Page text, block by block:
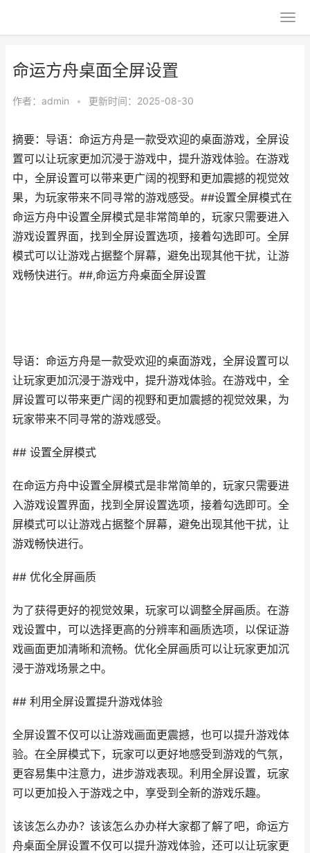
命运方舟桌面全屏设置
作者： admin • 更新时间：2025-08-30
摘要：导语：命运方舟是一款受欢迎的桌面游戏，全屏设
置可以让玩家更加沉浸于游戏中，提升游戏体验。在游戏
中，全屏设置可以带来更广阔的视野和更加震撼的视觉效
果，为玩家带来不同寻常的游戏感受。##设置全屏模式在
命运方舟中设置全屏模式是非常简单的，玩家只需要进入
游戏设置界面，找到全屏设置选项，接着勾选即可。全屏
模式可以让游戏占据整个屏幕，避免出现其他干扰，让游
戏畅快进行。##,命运方舟桌面全屏设置
导语：命运方舟是一款受欢迎的桌面游戏，全屏设置可以
让玩家更加沉浸于游戏中，提升游戏体验。在游戏中，全
屏设置可以带来更广阔的视野和更加震撼的视觉效果，为
玩家带来不同寻常的游戏感受。
## 设置全屏模式
在命运方舟中设置全屏模式是非常简单的，玩家只需要进
入游戏设置界面，找到全屏设置选项，接着勾选即可。全
屏模式可以让游戏占据整个屏幕，避免出现其他干扰，让
游戏畅快进行。
## 优化全屏画质
为了获得更好的视觉效果，玩家可以调整全屏画质。在游
戏设置中，可以选择更高的分辨率和画质选项，以保证游
戏画面更加清晰和流畅。优化全屏画质可以让玩家更加沉
浸于游戏场景之中。
## 利用全屏设置提升游戏体验
全屏设置不仅可以让游戏画面更震撼，也可以提升游戏体
验。在全屏模式下，玩家可以更好地感受到游戏的气氛，
更容易集中注意力，进步游戏表现。利用全屏设置，玩家
可以更加投入于游戏之中，享受到全新的游戏乐趣。
该该怎么办办？该该怎么办办样大家都了解了吧，命运方
舟桌面全屏设置不仅可以提升游戏体验，还可以让玩家更